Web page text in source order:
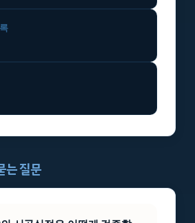
는 질문